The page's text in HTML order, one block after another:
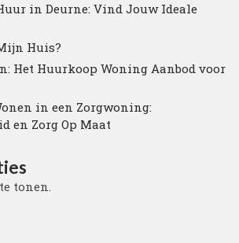
in Deurne: Vind Jouw Ideale
Huis?
Het Huurkoop Woning Aanbod voor
in een Zorgwoning:
en Zorg Op Maat
tonen.